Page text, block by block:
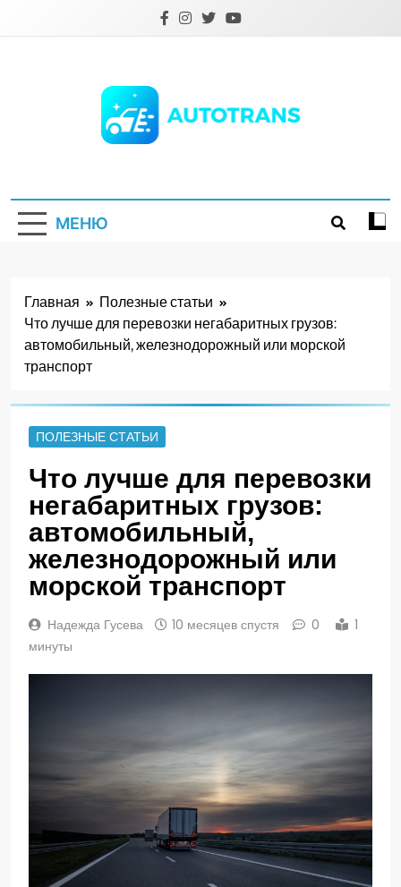
МЕНЮ
Главная
Полезные статьи
Что лучше для перевозки негабаритных грузов:
автомобильный, железнодорожный или морской
транспорт
ПОЛЕЗНЫЕ СТАТЬИ
Что лучше для перевозки
негабаритных грузов:
автомобильный,
железнодорожный или
морской транспорт
Надежда Гусева 10 месяцев спустя 0
1
минуты